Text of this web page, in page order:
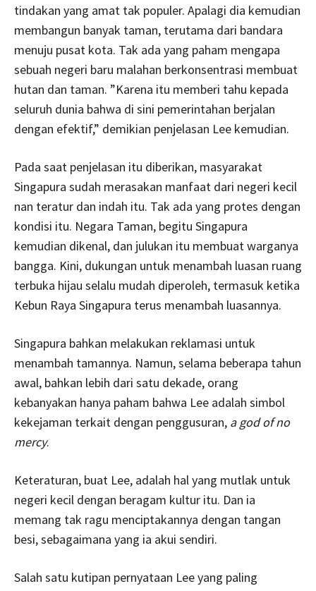
tindakan yang amat tak populer. Apalagi dia kemudian
membangun banyak taman, terutama dari bandara
menuju pusat kota. Tak ada yang paham mengapa
sebuah negeri baru malahan berkonsentrasi membuat
hutan dan taman. ”Karena itu memberi tahu kepada
seluruh dunia bahwa di sini pemerintahan berjalan
dengan efektif,” demikian penjelasan Lee kemudian.
Pada saat penjelasan itu diberikan, masyarakat
Singapura sudah merasakan manfaat dari negeri kecil
nan teratur dan indah itu. Tak ada yang protes dengan
kondisi itu. Negara Taman, begitu Singapura
kemudian dikenal, dan julukan itu membuat warganya
bangga. Kini, dukungan untuk menambah luasan ruang
terbuka hijau selalu mudah diperoleh, termasuk ketika
Kebun Raya Singapura terus menambah luasannya.
Singapura bahkan melakukan reklamasi untuk
menambah tamannya. Namun, selama beberapa tahun
awal, bahkan lebih dari satu dekade, orang
kebanyakan hanya paham bahwa Lee adalah simbol
kekejaman terkait dengan penggusuran, a god of no
mercy.
Keteraturan, buat Lee, adalah hal yang mutlak untuk
negeri kecil dengan beragam kultur itu. Dan ia
memang tak ragu menciptakannya dengan tangan
besi, sebagaimana yang ia akui sendiri.
Salah satu kutipan pernyataan Lee yang paling